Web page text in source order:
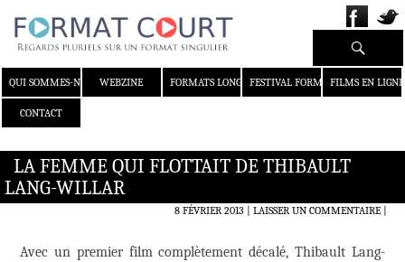
QUI SOMMES-NOUS ?WEBZINE FORMATS LONGS FESTIVAL FORMAT COURT
FILMS EN LIGNE
CONTACT
Recherche
LA FEMME QUI FLOTTAIT DE THIBAULT
LANG-WILLAR
8 FÉVRIER 2013 LAISSER UN COMMENTAIRE|
Avec un premier film complètement décalé, Thibault Lang-